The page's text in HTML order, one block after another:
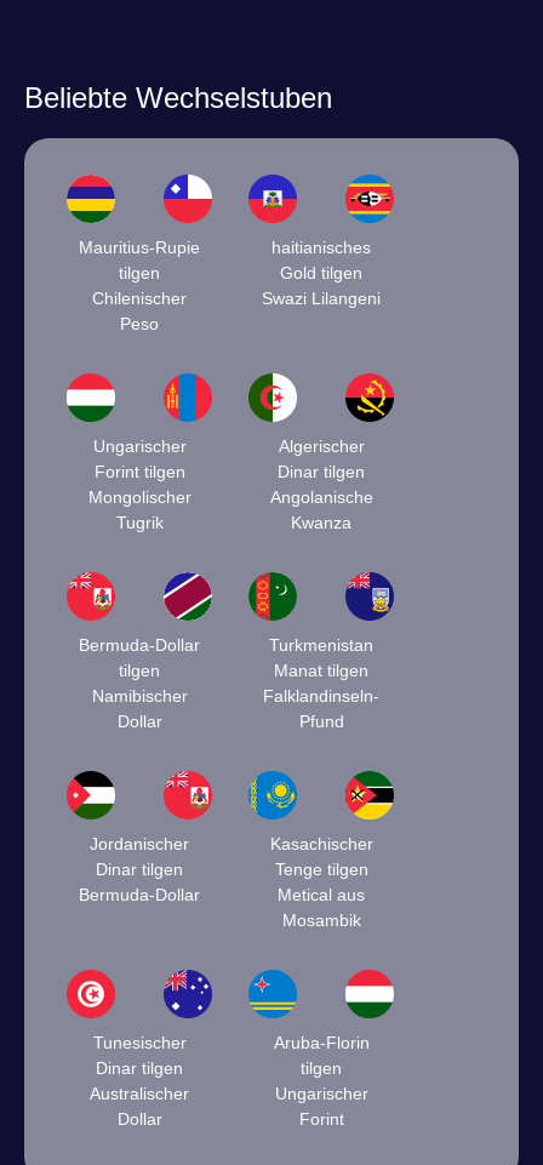
Beliebte Wechselstuben
Mauritius-Rupie
tilgen
Chilenischer
Peso
haitianisches
Gold tilgen
Swazi Lilangeni
Ungarischer
Forint tilgen
Mongolischer
Tugrik
Algerischer
Dinar tilgen
Angolanische
Kwanza
Bermuda-Dollar
tilgen
Namibischer
Dollar
Turkmenistan
Manat tilgen
Falklandinseln-
Pfund
Jordanischer
Dinar tilgen
Bermuda-Dollar
Kasachischer
Tenge tilgen
Metical aus
Mosambik
Tunesischer
Dinar tilgen
Australischer
Dollar
Aruba-Florin
tilgen
Ungarischer
Forint